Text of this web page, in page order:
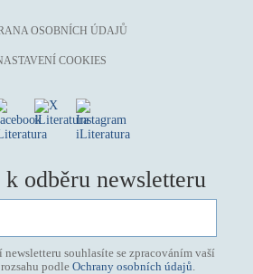
OSOBNÍCH ÚDAJŮ
COOKIES
odběru newsletteru
souhlasíte se zpracováním vaší
podle Ochrany osobních údajů